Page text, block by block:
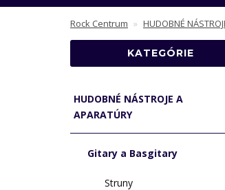
Rock Centrum HUDOBNÉ
KATEGÓRIE
HUDOBNÉ NÁSTROJE A
APARATÚRY
Gitary a Basgitary
Struny